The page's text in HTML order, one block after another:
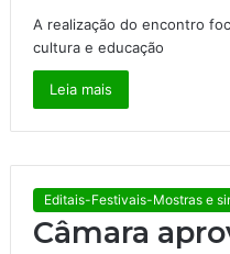
A realização do encontro
cultura e educação
Leia mais
Editais-Festivais-Mostras e
Câmara